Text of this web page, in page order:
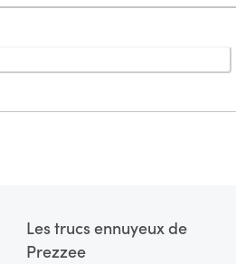
Les trucs ennuyeux de
Prezzee